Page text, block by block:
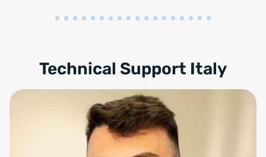
Technical Support Italy